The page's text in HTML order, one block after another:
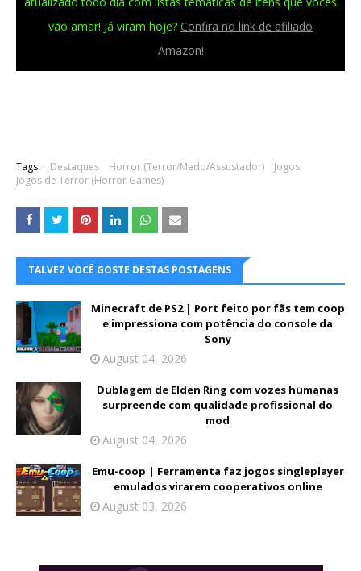
vão amar! Já viram hoje? Confira no link de afiliado
Amazon!
Tags: Destaques Horror (Terror/Medo/Assustador)
Jogos
Jogos de Terror (Horror Games)
TALVEZ VOCÊ GOSTE DESTAS POSTAGENS
Minecraft de PS2 | Port feito por fãs tem coop
e impressiona com potência do console da
Sony
August 04, 2026
Dublagem de Elden Ring com vozes humanas
surpreende com qualidade profissional do
mod
August 04, 2026
Emu-coop | Ferramenta faz jogos singleplayer
emulados virarem cooperativos online
August 03, 2026